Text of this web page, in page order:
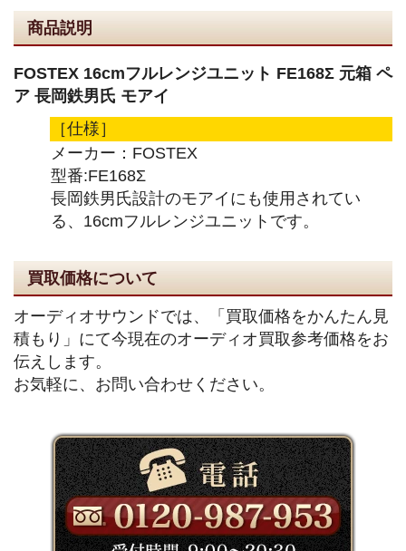
商品説明
FOSTEX 16cmフルレンジユニット FE168Σ 元箱 ペ
ア 長岡鉄男氏 モアイ
［仕様］
メーカー：FOSTEX
型番:FE168Σ
長岡鉄男氏設計のモアイにも使用されてい
る、16cmフルレンジユニットです。
買取価格について
オーディオサウンドでは、「買取価格をかんたん見
積もり」にて今現在のオーディオ買取参考価格をお
伝えします。
お気軽に、お問い合わせください。